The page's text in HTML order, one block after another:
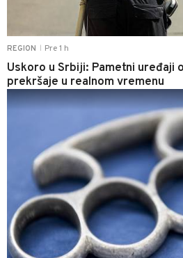
REGION Pre 1 h
Uskoro u Srbiji: Pametni uređaji
prekršaje u realnom vremenu